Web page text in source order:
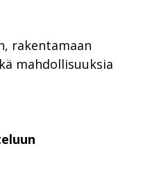
rakentamaan
mahdollisuuksia